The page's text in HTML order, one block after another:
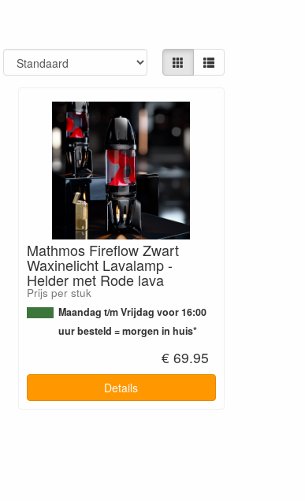
Mathmos Fireflow Zwart
Waxinelicht Lavalamp -
Helder met Rode lava
Prijs per stuk
Maandag t/m Vrijdag voor 16:00
uur besteld = morgen in huis*
€ 69.95
Details